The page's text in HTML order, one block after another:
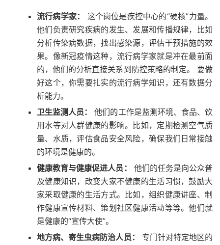
流行病学家：
这个岗位是疾控中心的“硬核”力量。
他们负责研究疾病的发生、发展和传播规律，比如
分析传染病数据，找出感染源，评估干预措施的效
果。像新冠疫情这种，流行病学家就是冲在最前面
的，他们的分析直接关系到防控策略的制定。 要做
好这个，你需要扎实的流行病学知识，还有数据分
析能力。
卫生监测人员：
他们的工作是监测环境、食品、饮
用水等对人群健康的影响。比如，定期检测空气质
量、水质，评估食品安全风险，确保我们日常接触
的环境是健康的。
健康教育与健康促进人员：
他们的任务是向公众普
及健康知识，改变大家不健康的生活习惯，鼓励大
家采取健康的生活方式。比如，组织健康讲座、制
作健康宣传材料、策划社区健康活动等等。他们就
是健康的“宣传大使”。
地方病、寄生虫病防治人员：
专门针对特定地区的